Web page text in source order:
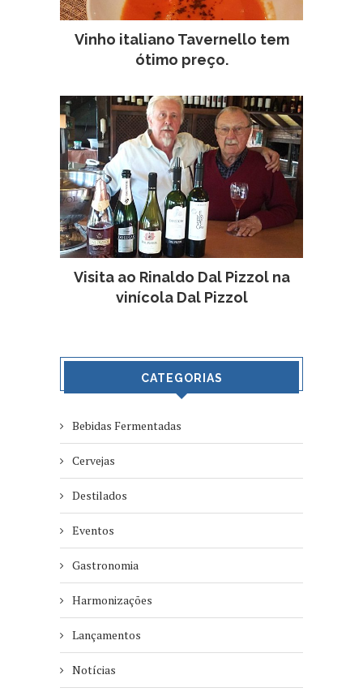
Vinho italiano Tavernello tem
ótimo preço.
Visita ao Rinaldo Dal Pizzol na
vinícola Dal Pizzol
CATEGORIAS
Bebidas Fermentadas
Cervejas
Destilados
Eventos
Gastronomia
Harmonizações
Lançamentos
Notícias